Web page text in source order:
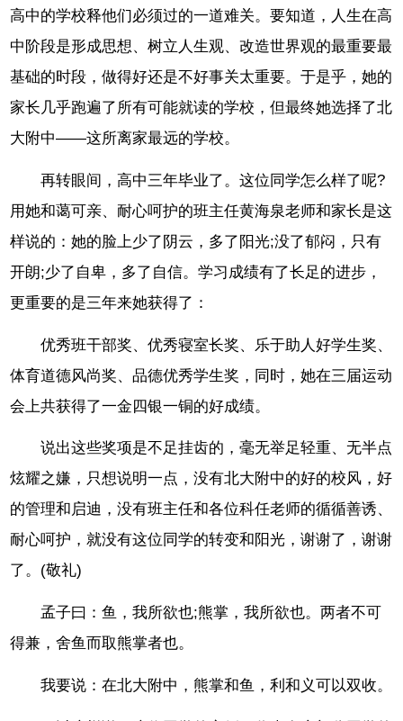
高中的学校释他们必须过的一道难关。要知道，人生在高
中阶段是形成思想、树立人生观、改造世界观的最重要最
基础的时段，做得好还是不好事关太重要。于是乎，她的
家长几乎跑遍了所有可能就读的学校，但最终她选择了北
大附中——这所离家最远的学校。
再转眼间，高中三年毕业了。这位同学怎么样了呢?
用她和蔼可亲、耐心呵护的班主任黄海泉老师和家长是这
样说的：她的脸上少了阴云，多了阳光;没了郁闷，只有
开朗;少了自卑，多了自信。学习成绩有了长足的进步，
更重要的是三年来她获得了：
优秀班干部奖、优秀寝室长奖、乐于助人好学生奖、
体育道德风尚奖、品德优秀学生奖，同时，她在三届运动
会上共获得了一金四银一铜的好成绩。
说出这些奖项是不足挂齿的，毫无举足轻重、无半点
炫耀之嫌，只想说明一点，没有北大附中的好的校风，好
的管理和启迪，没有班主任和各位科任老师的循循善诱、
耐心呵护，就没有这位同学的转变和阳光，谢谢了，谢谢
了。(敬礼)
孟子曰：鱼，我所欲也;熊掌，我所欲也。两者不可
得兼，舍鱼而取熊掌者也。
我要说：在北大附中，熊掌和鱼，利和义可以双收。